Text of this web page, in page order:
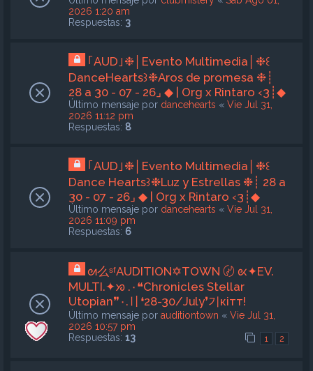
2026 1:20 am
Respuestas: 3
｢AUD｣❉│Evento Multimedia│❉꒰
DanceHearts꒱❉Aros de promesa ❉┊
28 a 30 - 07 - 26⌟ ◆ | Org x Rintaro ‹3┊◆
Último mensaje por dancehearts « Vie Jul 31,
2026 11:12 pm
Respuestas: 8
｢AUD｣❉│Evento Multimedia│❉꒰
Dance Hearts꒱❉Luz y Estrellas ❉┊ 28 a
30 - 07 - 26⌟ ◆ | Org x Rintaro ‹3┊◆
Último mensaje por dancehearts « Vie Jul 31,
2026 11:09 pm
Respuestas: 6
ᘛ么ˢᶠAUDITION✡TOWN 〄 ᘡ✦EV.
MULTI.✦ᘞ .٠❝Chronicles Stellar
Utopian❞٠.〢❛28-30/July❜기кiтт!
Último mensaje por auditiontown « Vie Jul 31,
2026 10:57 pm
Respuestas: 13 1 2